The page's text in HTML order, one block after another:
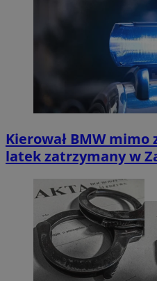
Kierował BMW mimo
latek zatrzymany w